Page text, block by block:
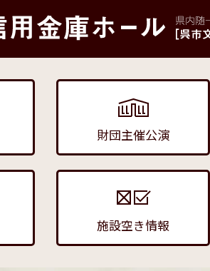
財団主催公演
施設空き情報